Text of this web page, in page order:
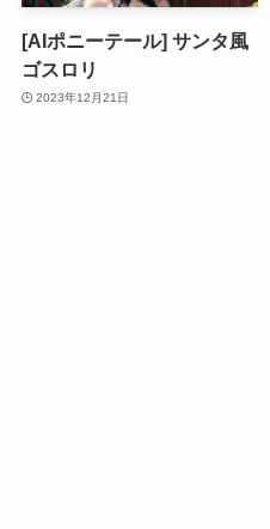
[AIポニーテール] サンタ風
ゴスロリ
2023年12月21日